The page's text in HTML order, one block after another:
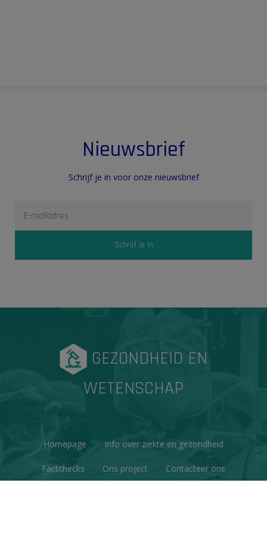
Nieuwsbrief
Schrijf je in voor onze nieuwsbrief
GEZONDHEID EN
WETENSCHAP
Homepage Info over ziekte en gezondheid
Factchecks Ons project Contacteer ons